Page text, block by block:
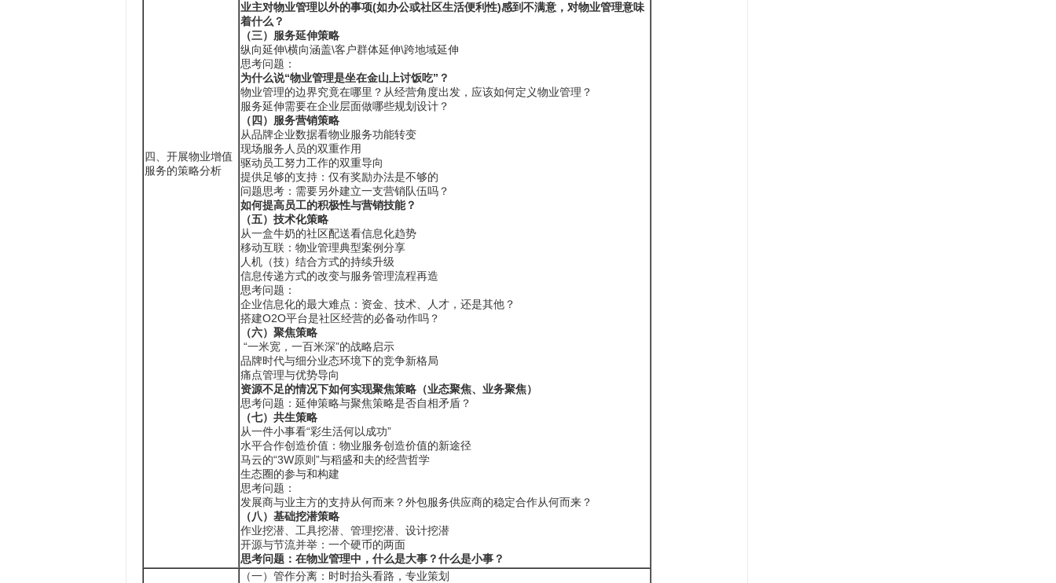
四、开展物业增值
服务的策略分析
业主对物业管理以外的事项(如办公或社区生活便利性)感到不满意，对物业管理意味
着什么？
（三）服务延伸策略
纵向延伸\横向涵盖\客户群体延伸\跨地域延伸
思考问题：
为什么说“物业管理是坐在金山上讨饭吃”？
物业管理的边界究竟在哪里？从经营角度出发，应该如何定义物业管理？
服务延伸需要在企业层面做哪些规划设计？
（四）服务营销策略
从品牌企业数据看物业服务功能转变
现场服务人员的双重作用
驱动员工努力工作的双重导向
提供足够的支持：仅有奖励办法是不够的
问题思考：需要另外建立一支营销队伍吗？
如何提高员工的积极性与营销技能？
（五）技术化策略
从一盒牛奶的社区配送看信息化趋势
移动互联：物业管理典型案例分享
人机（技）结合方式的持续升级
信息传递方式的改变与服务管理流程再造
思考问题：
企业信息化的最大难点：资金、技术、人才，还是其他？
搭建O2O平台是社区经营的必备动作吗？
（六）聚焦策略
“一米宽，一百米深”的战略启示
品牌时代与细分业态环境下的竞争新格局
痛点管理与优势导向
资源不足的情况下如何实现聚焦策略（业态聚焦、业务聚焦）
思考问题：延伸策略与聚焦策略是否自相矛盾？
（七）共生策略
从一件小事看“彩生活何以成功”
水平合作创造价值：物业服务创造价值的新途径
马云的“3W原则”与稻盛和夫的经营哲学
生态圈的参与和构建
思考问题：
发展商与业主方的支持从何而来？外包服务供应商的稳定合作从何而来？
（八）基础挖潜策略
作业挖潜、工具挖潜、管理挖潜、设计挖潜
开源与节流并举：一个硬币的两面
思考问题：在物业管理中，什么是大事？什么是小事？
（一）管作分离：时时抬头看路，专业策划